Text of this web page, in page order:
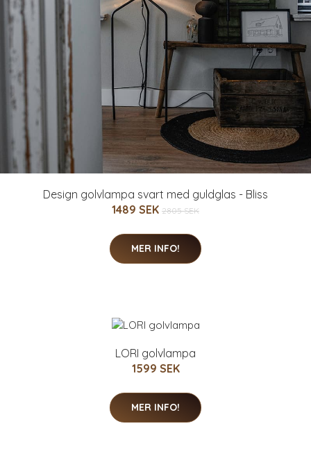
Design golvlampa svart med guldglas - Bliss
1489 SEK 2805 SEK
MER INFO!
LORI golvlampa
1599 SEK
MER INFO!